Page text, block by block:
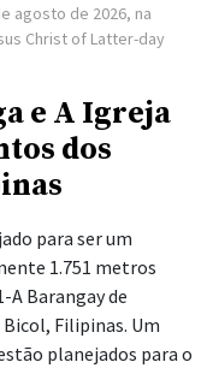
agosto de 2026, na
Christ of Latter-day
e A Igreja
dos
para ser um
1.751 metros
A Barangay de
Bicol, Filipinas. Um
planejados para o